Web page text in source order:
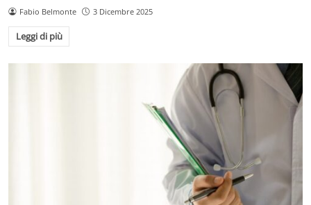
Fabio Belmonte 3 Dicembre 2025
Leggi di più